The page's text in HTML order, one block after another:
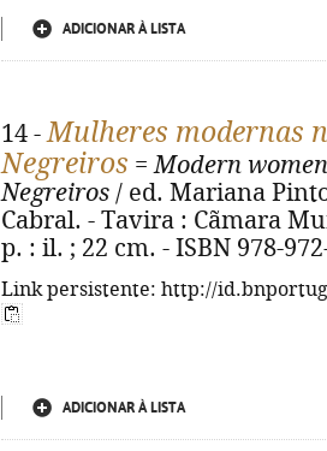
ADICIONAR À LISTA
14 -Mulheres modernas
Negreiros =Modern
Negreiros / ed. Mariana
Cabral. - Tavira : Cãmara
p. : il. ; 22 cm. - ISBN 978-
Link persistente: http://
ADICIONAR À LISTA